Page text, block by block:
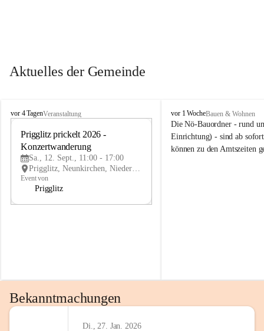
Aktuelles der Gemeinde
P
vor 4 TagenVeranstaltung
Prigglitz prickelt 2026 -
Konzertwanderung
Sa., 12. Sept., 11:00 - 17:00
Prigglitz, Neunkirchen, Niederösterreich, AUT
Event von
Prigglitz
P
r
i
g
vor 1 WocheBauen & Wohnen
Die Nö-Bauordner - rund
Einrichtung) - sind ab
können zu den Amtszeiten
Bekanntmachungen
Di., 27. Jan. 2026